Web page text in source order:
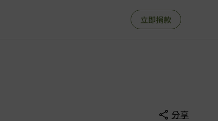
立即捐款
分享